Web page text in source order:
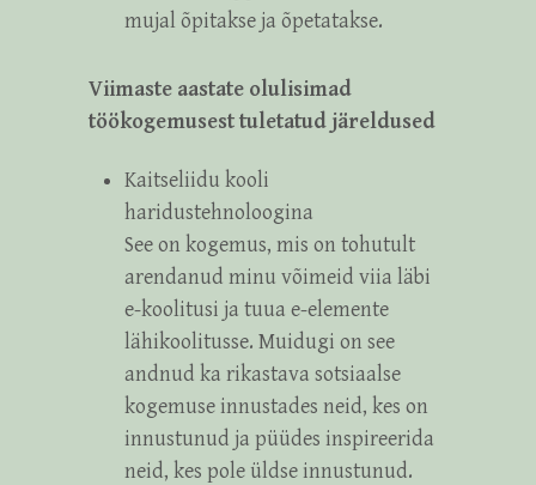
mujal õpitakse ja õpetatakse.
Viimaste aastate olulisimad
töökogemusest tuletatud järeldused
Kaitseliidu kooli
haridustehnoloogina
See on kogemus, mis on tohutult
arendanud minu võimeid viia läbi
e-koolitusi ja tuua e-elemente
lähikoolitusse. Muidugi on see
andnud ka rikastava sotsiaalse
kogemuse innustades neid, kes on
innustunud ja püüdes inspireerida
neid, kes pole üldse innustunud.